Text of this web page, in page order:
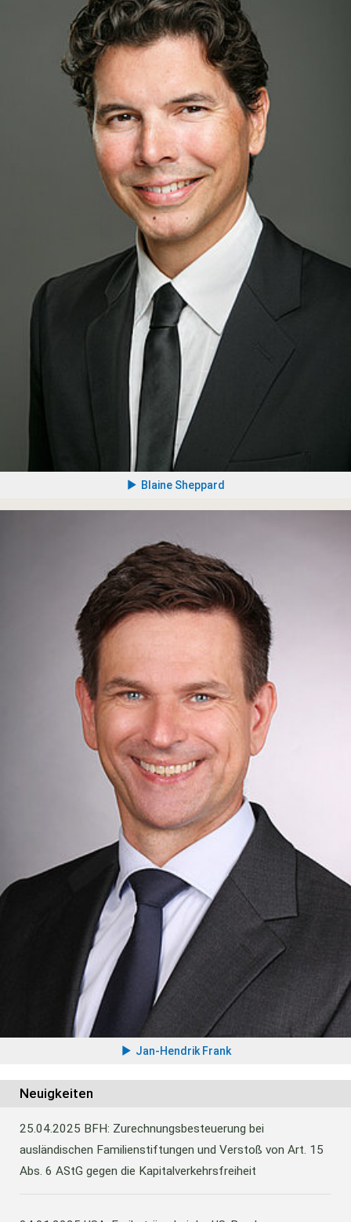
Blaine Sheppard
Jan-Hendrik Frank
Neuigkeiten
25.04.2025 BFH: Zurechnungsbesteuerung bei
ausländischen Familienstiftungen und Verstoß von Art. 15
Abs. 6 AStG gegen die Kapitalverkehrsfreiheit